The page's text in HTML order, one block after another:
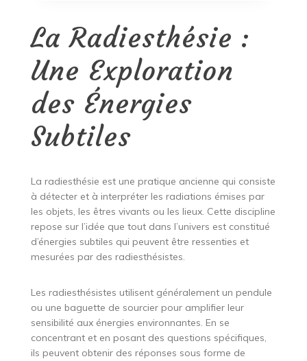
La Radiesthésie :
Une Exploration
des Énergies
Subtiles
La radiesthésie est une pratique ancienne qui consiste
à détecter et à interpréter les radiations émises par
les objets, les êtres vivants ou les lieux. Cette discipline
repose sur l’idée que tout dans l’univers est constitué
d’énergies subtiles qui peuvent être ressenties et
mesurées par des radiesthésistes.
Les radiesthésistes utilisent généralement un pendule
ou une baguette de sourcier pour amplifier leur
sensibilité aux énergies environnantes. En se
concentrant et en posant des questions spécifiques,
ils peuvent obtenir des réponses sous forme de